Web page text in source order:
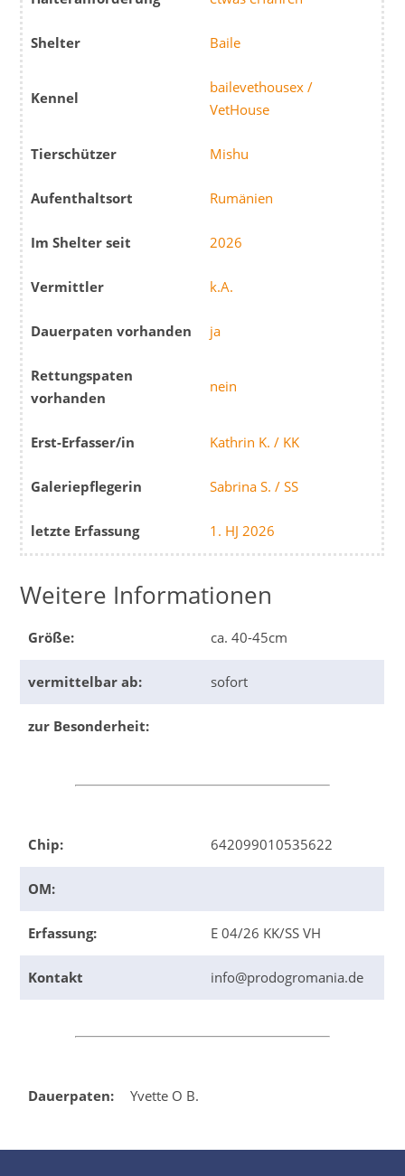
Shelter Baile
Kennel
bailevethousex /
VetHouse
Tierschützer Mishu
Aufenthaltsort Rumänien
Im Shelter seit 2026
Vermittler k.A.
Dauerpaten vorhanden ja
Rettungspaten
vorhanden
nein
Erst-Erfasser/in Kathrin K. / KK
Galeriepflegerin Sabrina S. / SS
letzte Erfassung 1. HJ 2026
Weitere Informationen
Größe: ca. 40-45cm
vermittelbar ab: sofort
zur Besonderheit:
Chip: 642099010535622
OM:
Erfassung: E 04/26 KK/SS VH
Kontakt info@prodogromania.de
Dauerpaten: Yvette O B.